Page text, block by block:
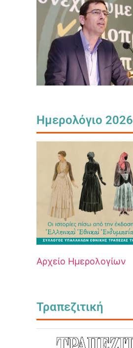
Ημερολόγιο 2026
Αρχείο Ημερολογίων
Τραπεζιτική